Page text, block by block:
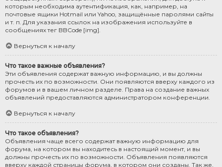
которым необходима аутентификация, как, например, на
почтовые ящики Hotmail или Yahoo, защищённые паролями сайты
и т. п. Для указания ссылок на изображения используйте в
сообщениях тег BBCode [img].
Вернуться к началу
Что такое важные объявления?
Эти объявления содержат важную информацию, и вы должны
прочесть их по возможности. Они появляются вверху каждого из
форумов и в вашем личном разделе. Права на создание важных
объявлений предоставляются администратором конференции.
Вернуться к началу
Что такое объявления?
Объявления чаще всего содержат важную информацию для
форума, на котором вы находитесь в настоящий момент, и вы
должны прочесть их по возможности. Объявления появляются
вверху каждой страницы форума, в котором они созданы. Так же,